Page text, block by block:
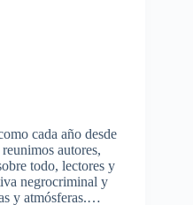
cada año desde
autores,
todo, lectores y
negrocriminal y
y atmósferas.…